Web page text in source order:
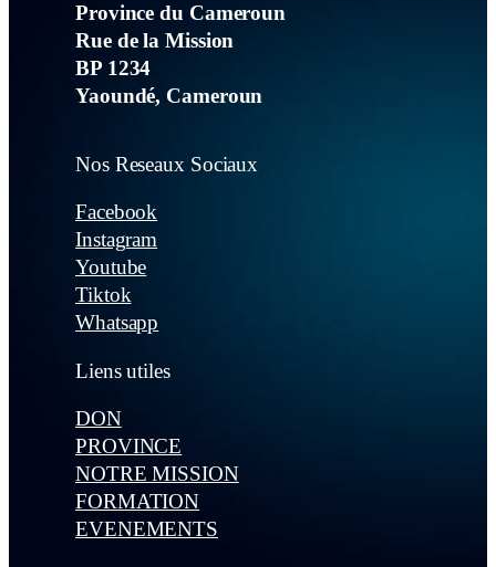
Province du Cameroun
Rue de la Mission
BP 1234
Yaoundé, Cameroun
Nos Reseaux Sociaux
Facebook
Instagram
Youtube
Tiktok
Whatsapp
Liens utiles
DON
PROVINCE
NOTRE MISSION
FORMATION
EVENEMENTS